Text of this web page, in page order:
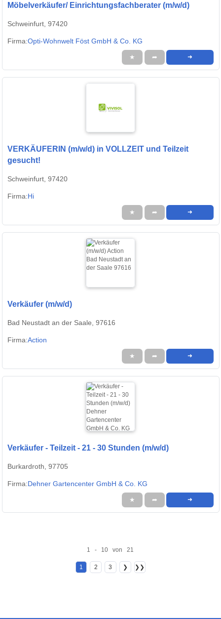
Möbelverkäufer/ Einrichtungsfachberater (m/w/d)
Schweinfurt, 97420
Firma:Opti-Wohnwelt Föst GmbH & Co. KG
★ ➦ ➜
VERKÄUFERIN (m/w/d) in VOLLZEIT und Teilzeit
gesucht!
Schweinfurt, 97420
Firma:Hi
★ ➦ ➜
Verkäufer (m/w/d)
Bad Neustadt an der Saale, 97616
Firma:Action
★ ➦ ➜
Verkäufer - Teilzeit - 21 - 30 Stunden (m/w/d)
Burkardroth, 97705
Firma:Dehner Gartencenter GmbH & Co. KG
★ ➦ ➜
1 - 10 von 21
1 2 3 ❯ ❯❯